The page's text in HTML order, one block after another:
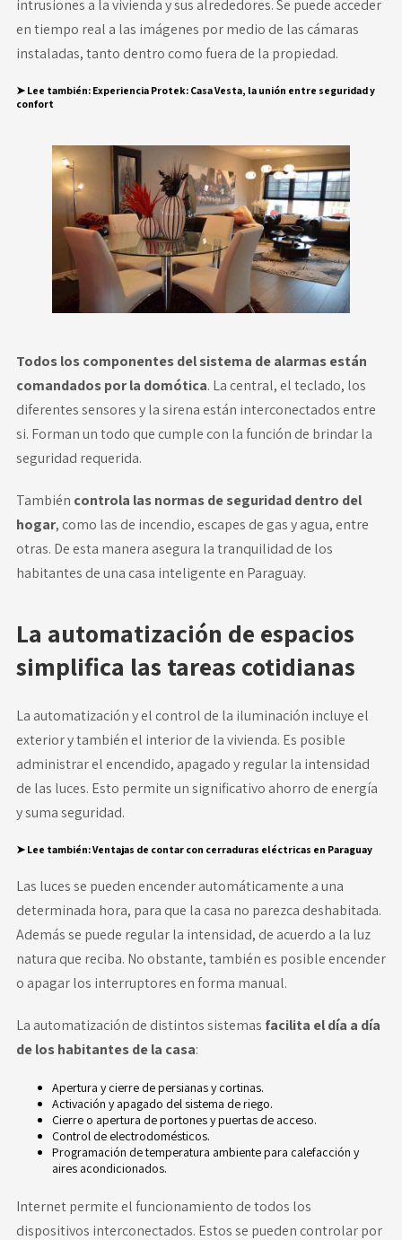
intrusiones a la vivienda y sus alrededores. Se puede acceder
en tiempo real a las imágenes por medio de las cámaras
instaladas, tanto dentro como fuera de la propiedad.
➤ Lee también: Experiencia Protek: Casa Vesta, la unión entre seguridad y
confort
Todos los componentes del sistema de alarmas están
comandados por la domótica. La central, el teclado, los
diferentes sensores y la sirena están interconectados entre
si. Forman un todo que cumple con la función de brindar la
seguridad requerida.
También controla las normas de seguridad dentro del
hogar, como las de incendio, escapes de gas y agua, entre
otras. De esta manera asegura la tranquilidad de los
habitantes de una casa inteligente en Paraguay.
La automatización de espacios
simplifica las tareas cotidianas
La automatización y el control de la iluminación incluye el
exterior y también el interior de la vivienda. Es posible
administrar el encendido, apagado y regular la intensidad
de las luces. Esto permite un significativo ahorro de energía
y suma seguridad.
➤ Lee también:Ventajas de contar con cerraduras eléctricas en Paraguay
Las luces se pueden encender automáticamente a una
determinada hora, para que la casa no parezca deshabitada.
Además se puede regular la intensidad, de acuerdo a la luz
natura que reciba. No obstante, también es posible encender
o apagar los interruptores en forma manual.
La automatización de distintos sistemas facilita el día a día
de los habitantes de la casa:
Apertura y cierre de persianas y cortinas.
Activación y apagado del sistema de riego.
Cierre o apertura de portones y puertas de acceso.
Control de electrodomésticos.
Programación de temperatura ambiente para calefacción y
aires acondicionados.
Internet permite el funcionamiento de todos los
dispositivos interconectados. Estos se pueden controlar por